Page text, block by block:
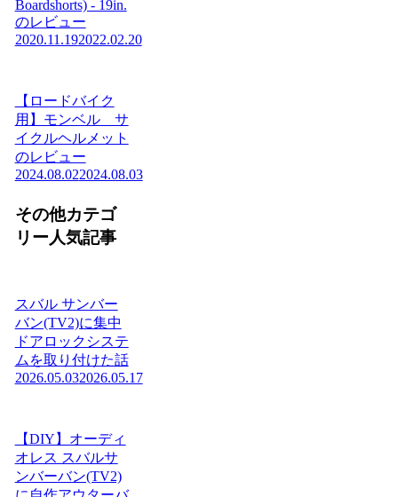
Boardshorts) - 19in.
のレビュー
2020.11.192022.02.20
【ロードバイク
用】モンベル サ
イクルヘルメット
のレビュー
2024.08.022024.08.03
その他カテゴ
リー人気記事
スバル サンバー
バン(TV2)に集中
ドアロックシステ
ムを取り付けた話
2026.05.032026.05.17
【DIY】オーディ
オレス スバルサ
ンバーバン(TV2)